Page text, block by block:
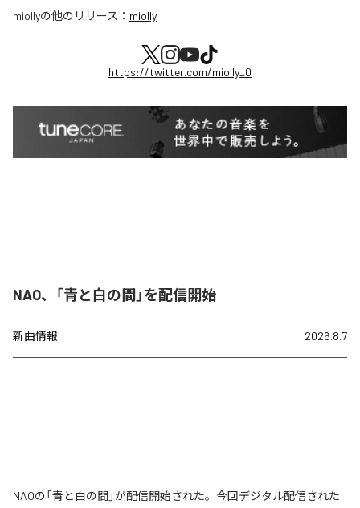
miollyの他のリリース： miolly
https://twitter.com/miolly_0
NAO、「青と白の間」を配信開始
新曲情報 2026.8.7
NAOの「青と白の間」が配信開始された。今回デジタル配信された